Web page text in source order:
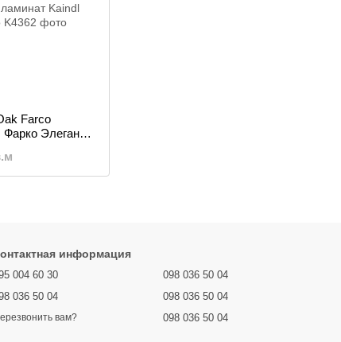
Farco
Элеганс)
информация
004 60 30
036 50 04
вам?
098 036 50 04
098 036 50 04
098 036 50 04